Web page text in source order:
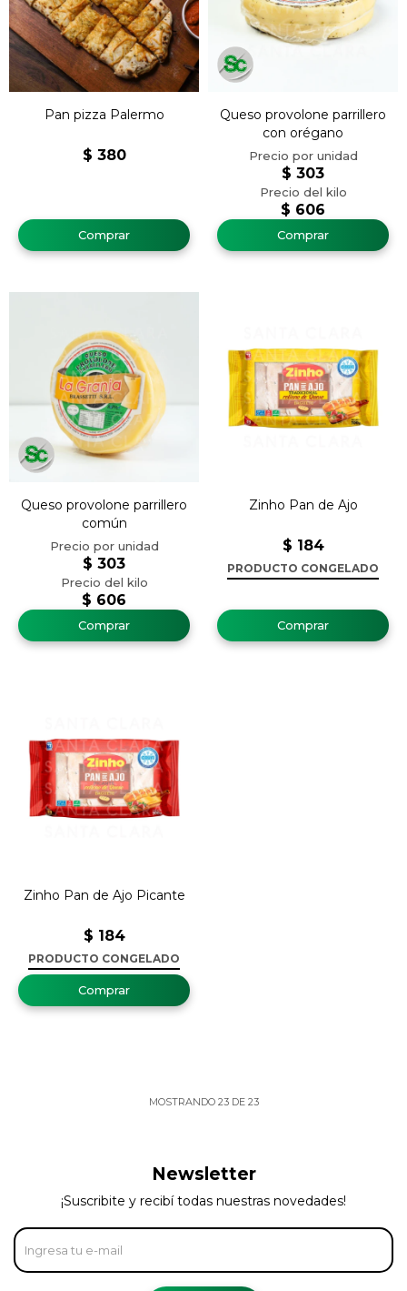
Pan pizza Palermo
$ 380
Queso provolone parrillero
con orégano
$ 606
$ 303
Queso provolone parrillero
común
$ 606
$ 303
Zinho Pan de Ajo
$ 184
PRODUCTO CONGELADO
Zinho Pan de Ajo Picante
$ 184
PRODUCTO CONGELADO
MOSTRANDO 23DE 23
Newsletter
¡Suscribite y recibí todas nuestras novedades!